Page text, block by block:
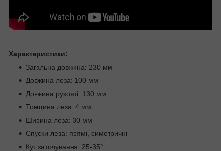
Характеристики:
Загальна довжина: 230 мм
Довжина леза: 100 мм
Довжина рукояті: 130 мм
Товщина леза: 4 мм
Ширина леза: 30 мм
Спуски леза: прямі, симетричні
Кут заточування: 25-35°